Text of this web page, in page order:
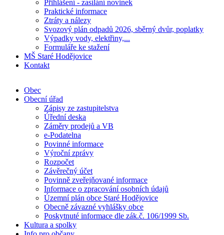
Přihlášení - zasílání novinek
Praktické informace
Ztráty a nálezy
Svozový plán odpadů 2026, sběrný dvůr, poplatky
Výpadky vody, elektřiny,...
Formuláře ke stažení
MŠ Staré Hodějovice
Kontakt
Obec
Obecní úřad
Zápisy ze zastupitelstva
Úřední deska
Záměry prodejů a VB
e-Podatelna
Povinné informace
Výroční zprávy
Rozpočet
Závěrečný účet
Povinně zveřejňované informace
Informace o zpracování osobních údajů
Územní plán obce Staré Hodějovice
Obecně závazné vyhlášky obce
Poskytnuté informace dle zák.č. 106/1999 Sb.
Kultura a spolky